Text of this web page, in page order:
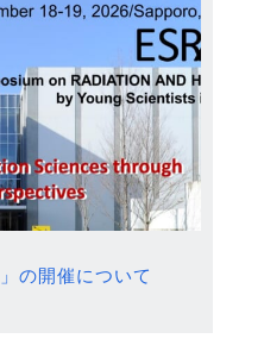
の開催について